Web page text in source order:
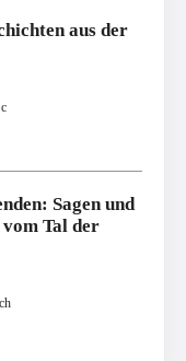
aus der
Sagen und
Tal der